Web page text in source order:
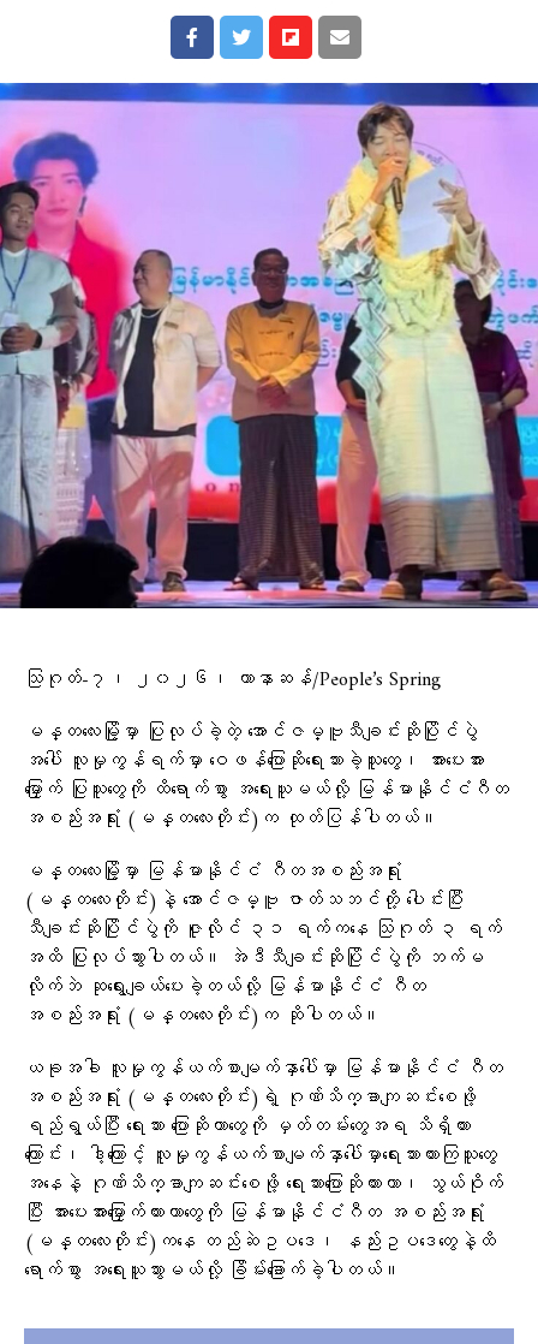
သြဂုတ်-၇၊ ၂၀၂၆၊ ဟာနာဆန်/People’s Spring
မန္တလေးမြို့မှာ ပြုလုပ်ခဲ့တဲ့ အောင်ဇမ္ဗူသီချင်းဆိုပြိုင်ပွဲ
အပေါ် လူမှုကွန်ရက်မှာ ဝေဖန်ပြောဆိုရေးသားခဲ့သူတွေ၊ အားပေးအား
မြှောက် ပြုသူတွေကို ထိရောက်စွာ အရေးယူမယ်လို့ မြန်မာနိုင်ငံဂီတ
အစည်းအရုံး (မန္တလေးတိုင်း)က ထုတ်ပြန်ပါတယ်။
မန္တလေးမြို့မှာ မြန်မာနိုင်ငံ ဂီတအစည်းအရုံး
(မန္တလေးတိုင်း)နဲ့ အောင်ဇမ္ဗူ ဇာတ်သဘင်တို့ ပေါင်းပြီး
သီချင်းဆိုပြိုင်ပွဲကို ဇူလိုင် ၃၁ ရက်ကနေ သြဂုတ် ၃ ရက်
အထိ ပြုလုပ်သွားပါတယ်။ အဲဒီသီချင်းဆိုပြိုင်ပွဲကို ဘက်မ
လိုက်ဘဲ ဆုရွေးချယ်ပေးခဲ့တယ်လို့ မြန်မာနိုင်ငံ ဂီတ
အစည်းအရုံး (မန္တလေးတိုင်း)က ဆိုပါတယ်။
ယခုအခါ လူမှုကွန်ယက်စာမျက်နှာပေါ်မှာ မြန်မာနိုင်ငံ ဂီတ
အစည်းအရုံး (မန္တလေးတိုင်း)ရဲ့ ဂုဏ်သိက္ခာကျဆင်းစေဖို့
ရည်ရွယ်ပြီး ရေးသား ပြောဆိုတာတွေကို မှတ်တမ်းတွေအရ သိရှိထား
ကြောင်း၊ ဒါ့ကြောင့် လူမှုကွန်ယက်စာမျက်နှာပေါ်မှာရေးသားထားကြသူတွေ
အနေနဲ့ ဂုဏ်သိက္ခာကျဆင်းစေဖို့ ရေးသားပြောဆိုထားတာ၊ သွယ်ဝိုက်
ပြီး အားပေးအားမြှောက်ထားတာတွေကို မြန်မာနိုင်ငံဂီတ အစည်းအရုံး
(မန္တလေးတိုင်း)ကနေ တည်ဆဲဥပဒေ၊ နည်းဥပဒေတွေနဲ့ထိ
ရောက်စွာ အရေးယူသွားမယ်လို့ ခြိမ်းခြောက်ခဲ့ပါတယ်။